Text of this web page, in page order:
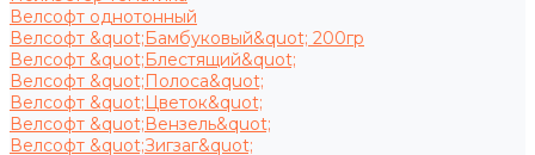
Велсофт однотонный
Велсофт &quot;Бамбуковый&quot; 200гр
Велсофт &quot;Блестящий&quot;
Велсофт &quot;Полоса&quot;
Велсофт &quot;Цветок&quot;
Велсофт &quot;Вензель&quot;
Велсофт &quot;Зигзаг&quot;